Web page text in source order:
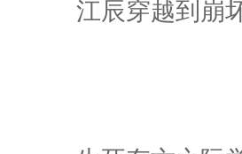
江辰穿越到崩坏